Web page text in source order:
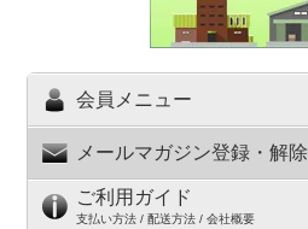
会員メニュー
メールマガジン登録・解除
ご利用ガイド
支払い方法 / 配送方法 / 会社概要